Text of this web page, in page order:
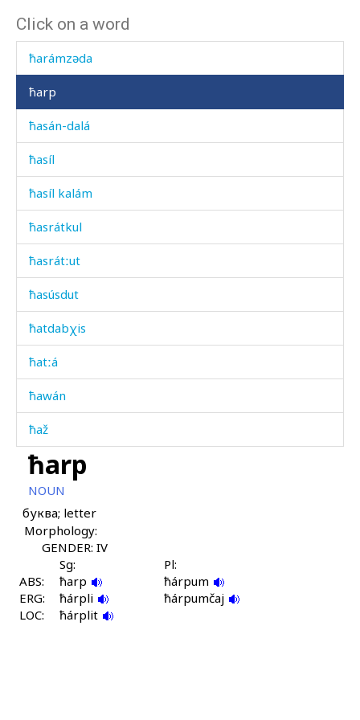
Click on a word
ħarámnut
ħarámzəda
ħarp
ħasán-dalá
ħasíl
ħasíl kalám
ħasrátkul
ħasrátːut
ħasúsdut
ħatdabχis
ħatːá
ħawán
ħaž
ħažíči
ħál abas
ħál bákːus
ħállaš qˤes
ħáq'liqˤ
ħarp
NOUN
буква; letter
Morphology:
GENDER: IV
Sg:
Pl:
ABS:
ħarp
ħárpum
ERG:
ħárpli
ħárpumčaj
LOC:
ħárplit